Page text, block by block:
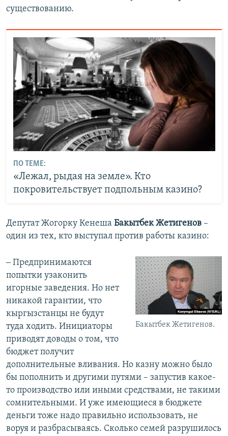
существованию.
ПО ТЕМЕ:
«Лежал, рыдая на земле». Кто
покровительствует подпольным казино?
Депутат Жогорку Кенеша Бакытбек Жетигенов –
один из тех, кто выступал против работы казино:
Бакытбек Жетигенов.
‒ Предпринимаются
попытки узаконить
игорные заведения. Но нет
никакой гарантии, что
кыргызстанцы не будут
туда ходить. Инициаторы
приводят доводы о том, что
бюджет получит
дополнительные вливания. Но казну можно было
бы пополнить и другими путями – запустив какое-
то производство или иными средствами, не такими
сомнительными. И уже имеющиеся в бюджете
деньги тоже надо правильно использовать, не
воруя и разбрасываясь. Сколько семей разрушилось